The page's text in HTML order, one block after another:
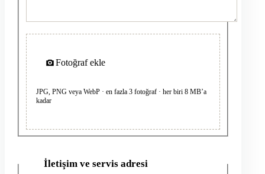
Fotoğraf ekle
JPG, PNG veya WebP · en fazla 3 fotoğraf · her biri 8 MB’a
kadar
İletişim ve servis adresi